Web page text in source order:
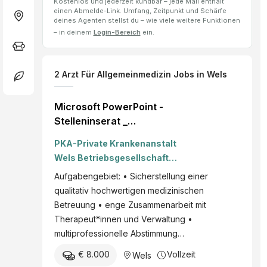
einen Abmelde-Link. Umfang, Zeitpunkt und Schärfe
deines Agenten stellst du – wie viele weitere Funktionen
– in deinem Login-Bereich ein.
2 Arzt Für Allgemeinmedizin Jobs in Wels
Microsoft PowerPoint -
Stelleninserat _
Reha Wels_V2901.pptx
PKA-Private Krankenanstalt
Wels Betriebsgesellschaft
m.b.H.
Aufgabengebiet: • Sicherstellung einer
qualitativ hochwertigen medizinischen
Betreuung • enge Zusammenarbeit mit
Therapeut*innen und Verwaltung •
multiprofessionelle Abstimmung…
€ 8.000 Wels Vollzeit